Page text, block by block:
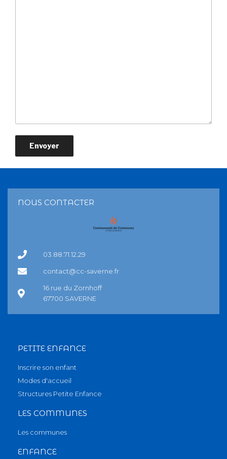
NOUS CONTACTER
03.88.71.12.29
contact@cc-saverne.fr
16 rue du Zornhoff
67700 SAVERNE
PETITE ENFANCE
Inscrire son enfant
Modes d'accueil
Structures Petite Enfance
LES COMMUNES
Les communes
ENFANCE